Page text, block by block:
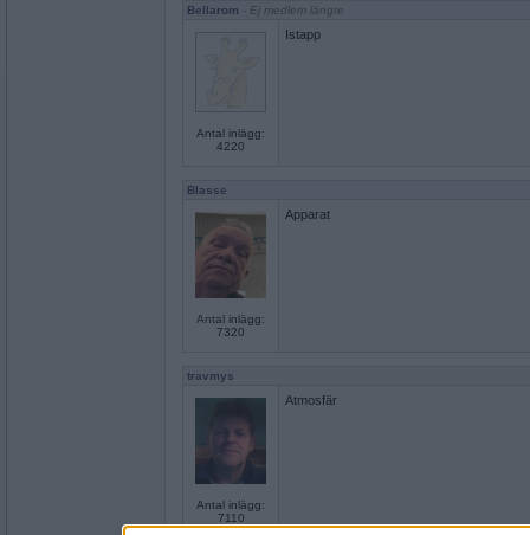
Bellarom - Ej medlem längre
Antal inlägg:
4220
Istapp
Blasse
Antal inlägg:
7320
Apparat
travmys
Antal inlägg:
7110
Atmosfär